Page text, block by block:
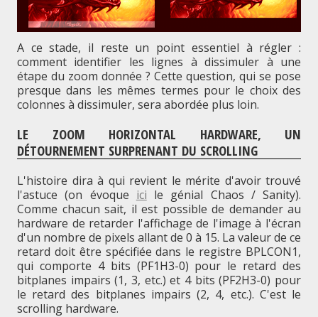
A ce stade, il reste un point essentiel à régler :
comment identifier les lignes à dissimuler à une
étape du zoom donnée ? Cette question, qui se pose
presque dans les mêmes termes pour le choix des
colonnes à dissimuler, sera abordée plus loin.
LE ZOOM HORIZONTAL HARDWARE, UN
DÉTOURNEMENT SURPRENANT DU SCROLLING
L'histoire dira à qui revient le mérite d'avoir trouvé
l'astuce (on évoque ici le génial Chaos / Sanity).
Comme chacun sait, il est possible de demander au
hardware de retarder l'affichage de l'image à l'écran
d'un nombre de pixels allant de 0 à 15. La valeur de ce
retard doit être spécifiée dans le registre BPLCON1,
qui comporte 4 bits (PF1H3-0) pour le retard des
bitplanes impairs (1, 3, etc.) et 4 bits (PF2H3-0) pour
le retard des bitplanes impairs (2, 4, etc.). C'est le
scrolling hardware.